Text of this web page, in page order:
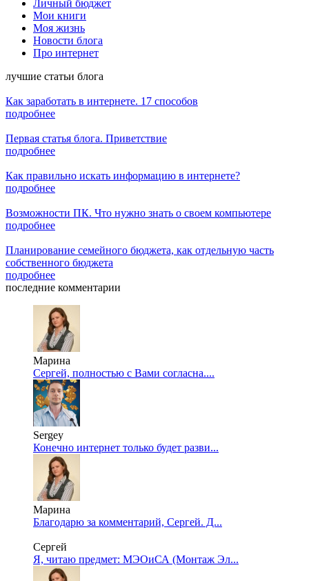
Личный бюджет
Мои книги
Моя жизнь
Новости блога
Про интернет
лучшие статьи блога
Как заработать в интернете. 17 способов
подробнее
Первая статья блога. Приветствие
подробнее
Как правильно искать информацию в интернете?
подробнее
Возможности ПК. Что нужно знать о своем компьютере
подробнее
Планирование семейного бюджета, как отдельную часть
собственного бюджета
подробнее
последние комментарии
Марина
Сергей, полностью с Вами согласна....
Sergey
Конечно интернет только будет разви...
Марина
Благодарю за комментарий, Сергей. Д...
Сергей
Я, читаю предмет: МЭОиСА (Монтаж Эл...